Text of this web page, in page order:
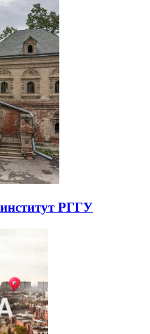
РГГУ